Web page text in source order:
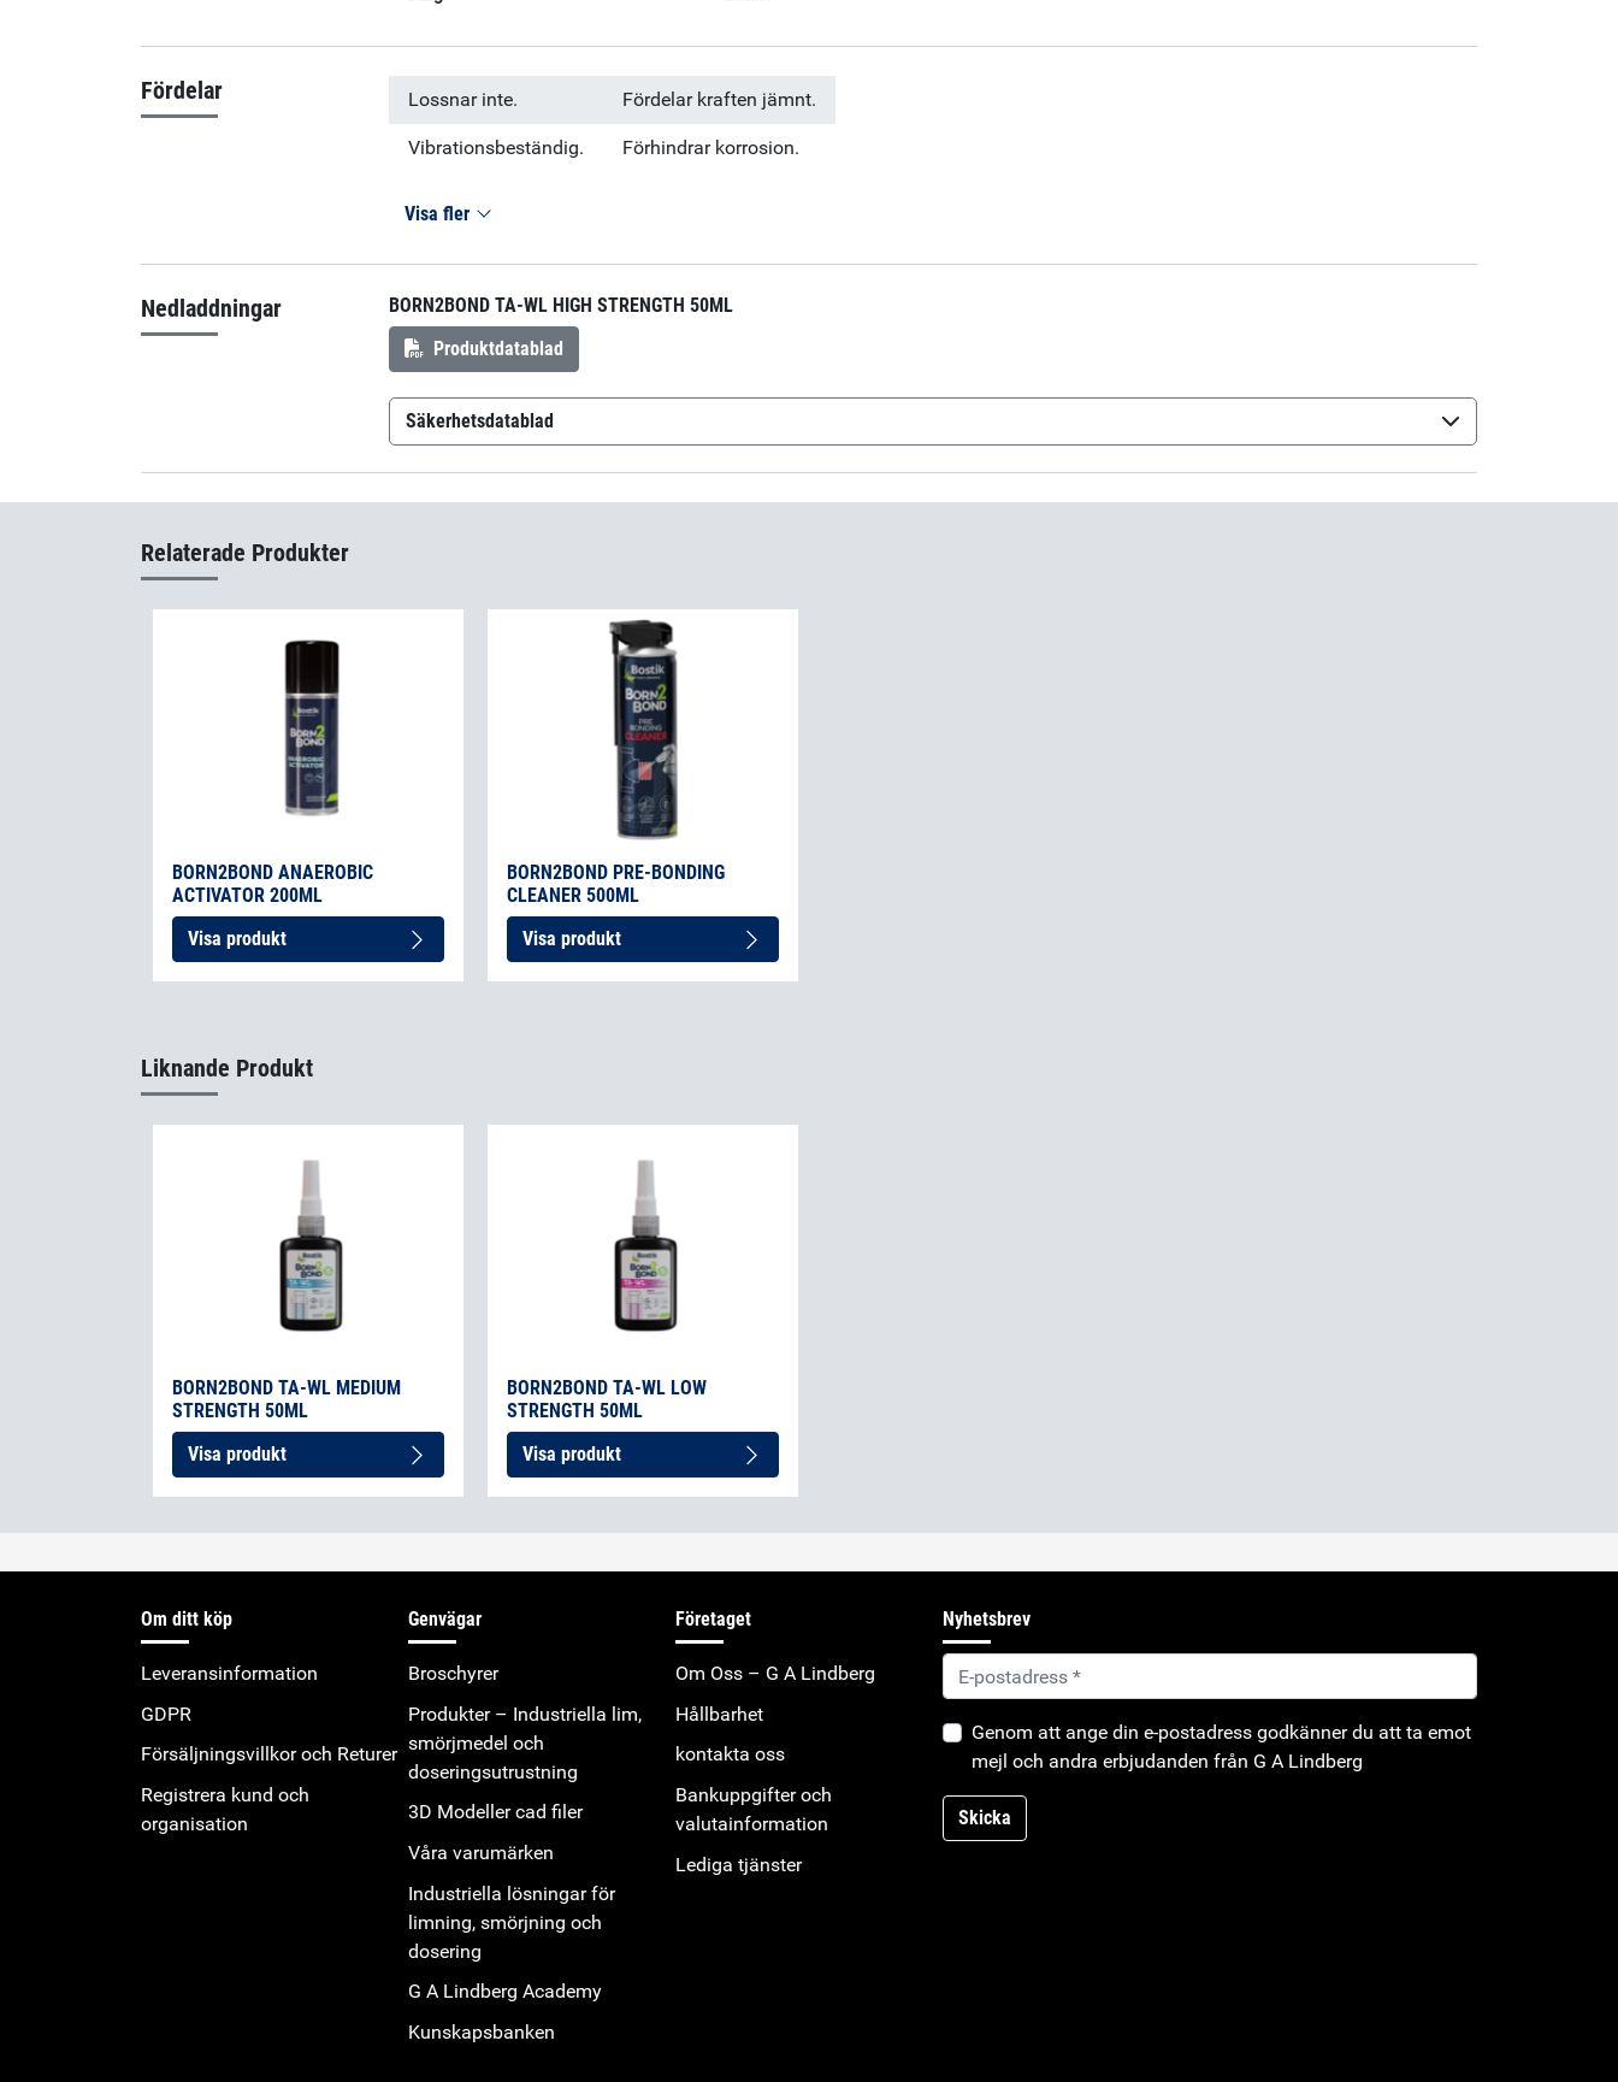
Fördelar Lossnar inte. Fördelar kraften jämnt.
Vibrationsbeständig. Förhindrar korrosion.
Visa fler
Nedladdningar
BORN2BOND TA-WL HIGH STRENGTH 50ML
Produktdatablad
Säkerhetsdatablad
Born2Bond TA-WL High Strength (sv-SE)
Relaterade Produkter
BORN2BOND ANAEROBIC
ACTIVATOR 200ML
Visa produkt
BORN2BOND PRE-BONDING
CLEANER 500ML
Visa produkt
Liknande Produkt
BORN2BOND TA-WL MEDIUM
STRENGTH 50ML
Visa produkt
BORN2BOND TA-WL LOW
STRENGTH 50ML
Visa produkt
Om ditt köp
Leveransinformation
GDPR
Försäljningsvillkor och Returer
Registrera kund och
organisation
Genvägar
Broschyrer
Produkter – Industriella lim,
smörjmedel och
doseringsutrustning
3D Modeller cad filer
Våra varumärken
Industriella lösningar för
limning, smörjning och
dosering
G A Lindberg Academy
Kunskapsbanken
Företaget
Om Oss – G A Lindberg
Hållbarhet
kontakta oss
Bankuppgifter och
valutainformation
Lediga tjänster
Nyhetsbrev
Genom att ange din e-postadress godkänner du att ta emot
mejl och andra erbjudanden från G A Lindberg
Skicka